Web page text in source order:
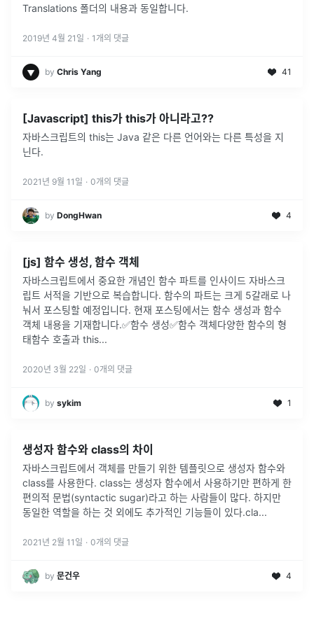
Translations 폴더의 내용과 동일합니다.
2019년 4월 21일 · 1 개의 댓글
by Chris Yang 41
[Javascript] this가 this가 아니라고??
자바스크립트의 this는 Java 같은 다른 언어와는 다른 특성을 지
닌다.
2021년 9월 11일 · 0개의 댓글
by DongHwan 4
[js] 함수 생성, 함수 객체
자바스크립트에서 중요한 개념인 함수 파트를 인사이드 자바스크
립트 서적을 기반으로 복습합니다. 함수의 파트는 크게 5갈래로 나
눠서 포스팅할 예정입니다. 현재 포스팅에서는 함수 생성과 함수
객체 내용을 기재합니다.✅함수 생성✅함수 객체다양한 함수의 형
태함수 호출과 this...
2020년 3월 22일 · 0개의 댓글
by sykim 1
생성자 함수와 class의 차이
자바스크립트에서 객체를 만들기 위한 템플릿으로 생성자 함수와
class를 사용한다. class는 생성자 함수에서 사용하기만 편하게 한
편의적 문법(syntactic sugar)라고 하는 사람들이 많다. 하지만
동일한 역할을 하는 것 외에도 추가적인 기능들이 있다.cla...
2021년 2월 11일 · 0개의 댓글
by 문건우 4